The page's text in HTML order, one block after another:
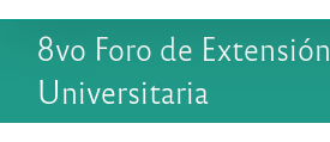
8vo Foro de Extensión
Universitaria